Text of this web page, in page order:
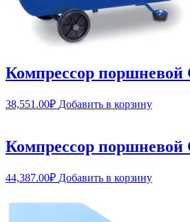
Компрессор поршневой
38,551.00₽ Добавить в корзину
Компрессор поршневой
44,387.00₽ Добавить в корзину